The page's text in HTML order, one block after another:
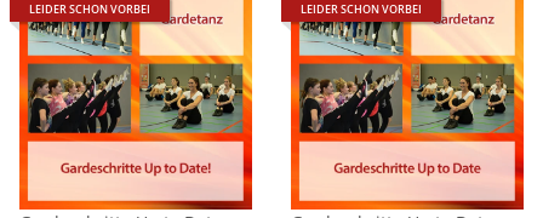
LEIDER SCHON VORBEI LEIDER SCHON VORBEI